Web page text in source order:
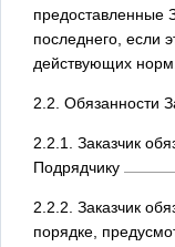
предоставленные
последнего, если
действующих норм.
2.2. Обязанности
2.2.1. Заказчик
Подрядчику
2.2.2. Заказчик
порядке,